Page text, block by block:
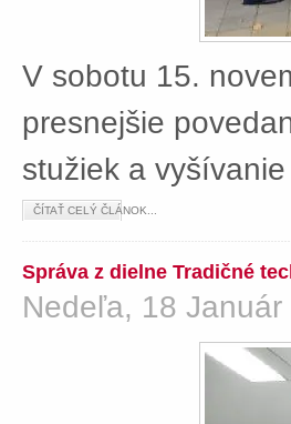
V sobotu 15.
presnejšie
stužiek a vyšívanie
ČÍTAŤ CELÝ ČLÁNOK...
Správa z dielne Tradičné
Nedeľa, 18 Január